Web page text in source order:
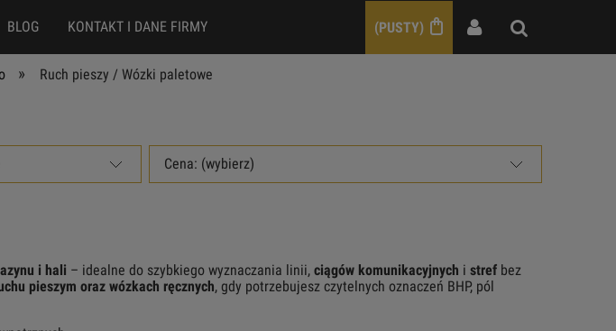
(PUSTY)
BLOG KONTAKT I DANE FIRMY
» Ruch pieszy / Wózki paletowe
Cena: (wybierz)
i hali – idealne do szybkiego wyznaczania linii, ciągów komunikacyjnych i stref bez
pieszym oraz wózkach ręcznych, gdy potrzebujesz czytelnych oznaczeń BHP, pól